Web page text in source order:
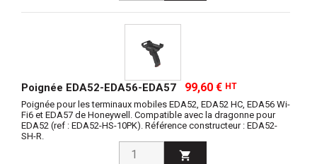
Poignée EDA52-EDA56-EDA57 99,60 € HT
Poignée pour les terminaux mobiles EDA52, EDA52 HC, EDA56 Wi-
Fi6 et EDA57 de Honeywell. Compatible avec la dragonne pour
EDA52 (ref : EDA52-HS-10PK). Référence constructeur : EDA52-
SH-R.
